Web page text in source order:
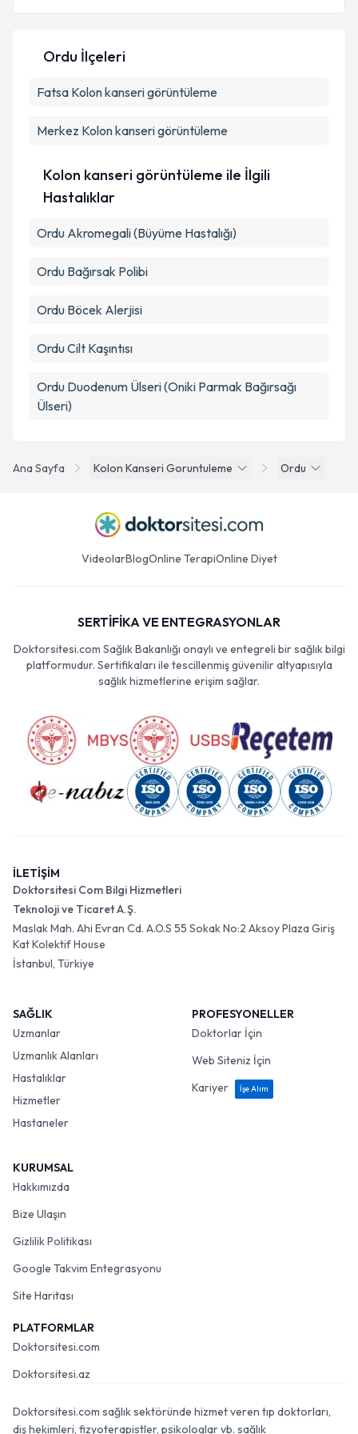
Metni'ni okudum ve kişisel verilerimin belirtilen
Ana Sayfa Kolon Kanseri Goruntuleme Ordu
Ordu İlçeleri
Fatsa Kolon kanseri görüntüleme
Merkez Kolon kanseri görüntüleme
Kolon kanseri görüntüleme ile İlgili
Hastalıklar
Ordu Akromegali (Büyüme Hastalığı)
Ordu Bağırsak Polibi
Ordu Böcek Alerjisi
Ordu Cilt Kaşıntısı
Ordu Duodenum Ülseri (Oniki Parmak Bağırsağı
Ülseri)
VideolarBlogOnline TerapiOnline Diyet
SERTİFİKA VE ENTEGRASYONLAR
Doktorsitesi.com Sağlık Bakanlığı onaylı ve entegreli bir sağlık bilgi
platformudur. Sertifikaları ile tescillenmiş güvenilir altyapısıyla
sağlık hizmetlerine erişim sağlar.
İLETİŞİM
Doktorsitesi Com Bilgi Hizmetleri
Teknoloji ve Ticaret A.Ş.
Maslak Mah. Ahi Evran Cd. A.O.S 55 Sokak No:2 Aksoy Plaza Giriş
Kat Kolektif House
İstanbul, Türkiye
SAĞLIK
Uzmanlar
Uzmanlık Alanları
Hastalıklar
Hizmetler
Hastaneler
PROFESYONELLER
Doktorlar İçin
Web Siteniz İçin
Kariyer
İşe Alım
KURUMSAL
Hakkımızda
Bize Ulaşın
Gizlilik Politikası
Google Takvim Entegrasyonu
Site Haritası
PLATFORMLAR
Doktorsitesi.com
Doktorsitesi.az
Doktorsitesi.com sağlık sektöründe hizmet veren tıp doktorları,
diş hekimleri, fizyoterapistler, psikologlar vb. sağlık